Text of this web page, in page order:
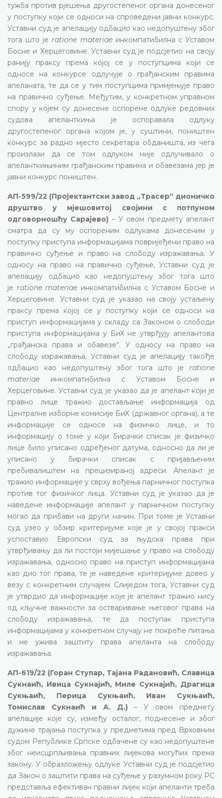
тужба против рјешења другостепеног органа донесеног
у поступку који се односи на спроведени јавни конкурс.
Уставни суд је апелацију одбацио као недопуштену због
тога што јеratione materiaeинкомпатибилна с Уставом
Босне и Херцеговине. Уставни суд је подсјетио на своју
ранију праксу према којој се у поступцима који се
односе на конкурсе одлучује о грађанским правима
апеланата, те да се у тим поступцима примјењује право
на правично суђење. Међутим, у конкретном управном
спору у којем су донесене оспорене одлуке редовних
судова апеланткиња је оспоравала одлуку
другостепеног органа којом је, у суштини, поништен
конкурс за радно мјесто секретара обданишта, из чега
произлази да се том одлуком није одлучивало о
апеланткињиним грађанским правима и обавезама јер је
јавни конкурс поништен.
АП-599/22 (Пројектантски завод „Трасер“ дионичко
друштво у мјешовитој својини с потпуном
одговорношћу Сарајево) – У овом предмету апелант
сматра да су му оспореним одлукама донесеним у
поступку приступа информацијама повријеђени право на
правично суђење и право на слободу изражавања. У
односу на право на правично суђење, Уставни суд је
апелацију одбацио као недопуштену због тога што
је ratione materiae инкомпатибилна с Уставом Босне и
Херцеговине. Уставни суд је указао на своју устаљену
праксу према којој се у поступку који се односи на
приступ информацијама у складу са Законом о слободи
приступа информацијама у БиХ не утврђују апелантова
„грађанска права и обавезе“. У односу на право на
слободу изражавања, Уставни суд је апелацију такође
одбацио као недопуштену због тога што је ratione
materiae инкомпатибилна с Уставом Босне и
Херцеговине. Уставни суд је указао да је апелант који је
правно лице тражио достављање информација од
Централне изборне комисије БиХ (државног органа), а те
информације се односе на физичко лице, и то
информацију о томе у који бирачки списак је физичко
лице било уписано одређеног датума, односно да ли је
уписано у бирачки списак с пријављеним
пребивалиштем на прецизираној адреси. Апелант је
тражио информације у сврху вођења парничног поступка
против тог физичког лица. Уставни суд је указао да је
наведене информације апелант у парничном поступку
могао да прибави на други начин. При томе је Уставни
суд узео у обзир критеријуме које је у својој пракси
успоставио Европски суд за људска права при
утврђивању да ли постоји мијешање у право на слободу
изражавања, односно право на приступ информацијама
као дио тог права, те је наведене критеријуме довео у
везу с конкретним случајем. Слиједом тога, Уставни суд
је утврдио да информације које је апелант тражио нису
од кључне важности за остваривање његовог права на
слободу изражавања, те да поступак приступа
информацијама у конкретном случају не покреће питања
и не ужива заштиту права апеланта на слободу
изражавања.
АП-619/22 (Горан Ступар, Тајана Радановић, Славица
Сукнаић, Ивица Сукнајић, Миле Сукнајић, Драгица
Сукњаић, Перица Сукњаић, Иван Сукњаић,
Томислав Сукнаић и А. Д.)– У овом предмету
апелације које су, између осталог, поднесене и због
дужине трајања поступка у предметима пред Врховним
судом Републике Српске одбачене су као недопуштене
због неисцрпљивања правних лијекова могућих према
закону. У образложењу одлуке Уставни суд је подсјетио
да Закон о заштити права на суђење у разумном року РС
представља ефективан правни лијек који апеланти треба